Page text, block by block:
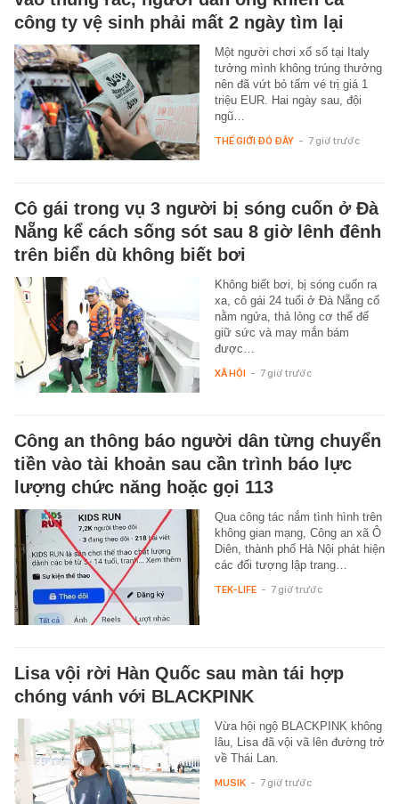
công ty vệ sinh phải mất 2 ngày tìm lại
Một người chơi xổ số tại Italy
tưởng mình không trúng thưởng
nên đã vứt bỏ tấm vé trị giá 1
triệu EUR. Hai ngày sau, đội
ngũ…
THẾ GIỚI ĐÓ ĐÂY - 7 giờ trước
Cô gái trong vụ 3 người bị sóng cuốn ở Đà
Nẵng kể cách sống sót sau 8 giờ lênh đênh
trên biển dù không biết bơi
Không biết bơi, bị sóng cuốn ra
xa, cô gái 24 tuổi ở Đà Nẵng cố
nằm ngửa, thả lỏng cơ thể để
giữ sức và may mắn bám
được…
XÃ HỘI - 7 giờ trước
Công an thông báo người dân từng chuyển
tiền vào tài khoản sau cần trình báo lực
lượng chức năng hoặc gọi 113
Qua công tác nắm tình hình trên
không gian mạng, Công an xã Ô
Diên, thành phố Hà Nội phát hiện
các đối tượng lập trang…
TEK-LIFE - 7 giờ trước
Lisa vội rời Hàn Quốc sau màn tái hợp
chóng vánh với BLACKPINK
Vừa hội ngộ BLACKPINK không
lâu, Lisa đã vội vã lên đường trở
về Thái Lan.
MUSIK - 7 giờ trước